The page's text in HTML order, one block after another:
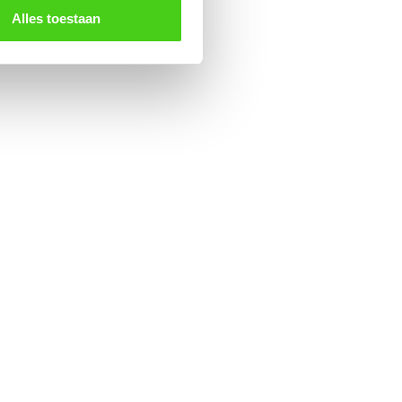
Alles toestaan